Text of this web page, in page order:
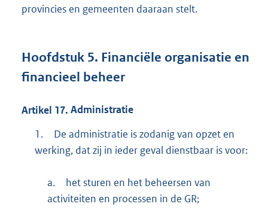
provincies en gemeenten daaraan stelt.
Hoofdstuk 5. Financiële organisatie en
financieel beheer
Artikel 17. Administratie
1.
De administratie is zodanig van opzet en
werking, dat zij in ieder geval dienstbaar is voor:
a.
het sturen en het beheersen van
activiteiten en processen in de GR;